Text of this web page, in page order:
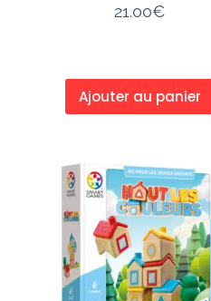
21.00€
Ajouter au panier